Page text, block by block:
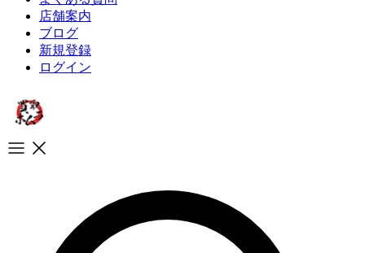
店舗案内
ブログ
新規登録
ログイン